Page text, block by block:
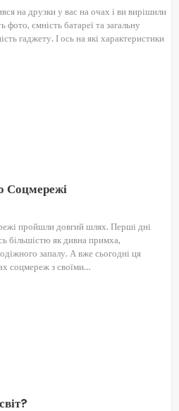
на друзки у вас на очах і ви вирішили
фото, ємність батареї та загальну
гаджету. І ось на які характеристики
Соцмережі
пройшли довгий шлях. Перші дні
більшістю як дивна примха,
запалу. А вже сьогодні ця
соцмереж з своїми…